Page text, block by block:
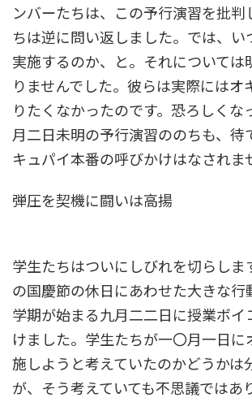
ンバーたちは、この予行演習を批判
ちは逆に問い返しました。では、い
実施するのか、と。それについては
りませんでした。彼らは実際にはオ
りたくなかったのです。恐ろしくな
月二日未明の予行演習ののちも、待
キュパイ本番の呼びかけはなされま
弾圧を契機に闘いは高揚
学生たちはついにしびれを切らしま
の国慶節の休日にあわせた大きな行
学期が始まる九月二二日に授業ボイ
けました。学生たちが一〇月一日に
施しようと考えていたのかどうかは
が、そう考えていても不思議ではあ